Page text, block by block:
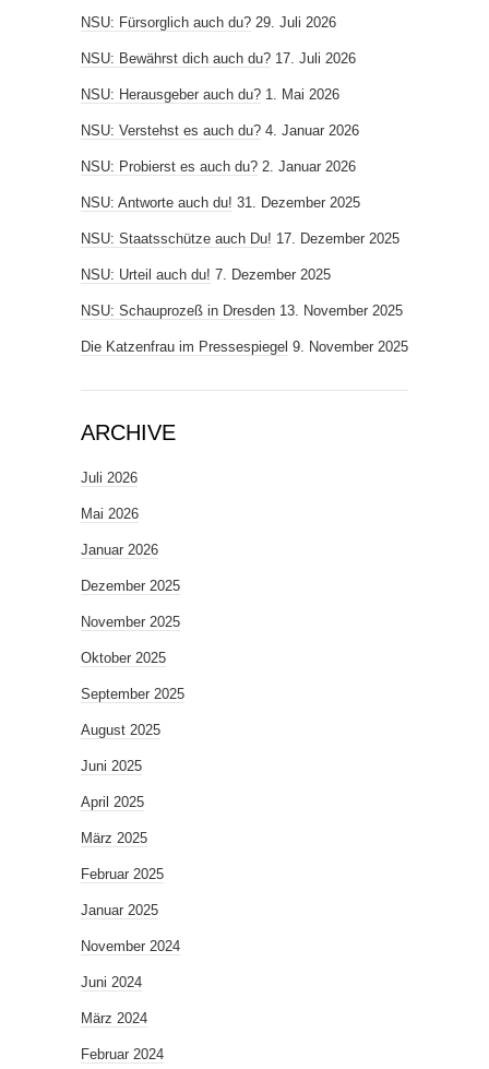
NSU: Fürsorglich auch du? 29. Juli 2026
NSU: Bewährst dich auch du? 17. Juli 2026
NSU: Herausgeber auch du? 1. Mai 2026
NSU: Verstehst es auch du? 4. Januar 2026
NSU: Probierst es auch du? 2. Januar 2026
NSU: Antworte auch du! 31. Dezember 2025
NSU: Staatsschütze auch Du! 17. Dezember 2025
NSU: Urteil auch du! 7. Dezember 2025
NSU: Schauprozeß in Dresden 13. November 2025
Die Katzenfrau im Pressespiegel 9. November 2025
ARCHIVE
Juli 2026
Mai 2026
Januar 2026
Dezember 2025
November 2025
Oktober 2025
September 2025
August 2025
Juni 2025
April 2025
März 2025
Februar 2025
Januar 2025
November 2024
Juni 2024
März 2024
Februar 2024